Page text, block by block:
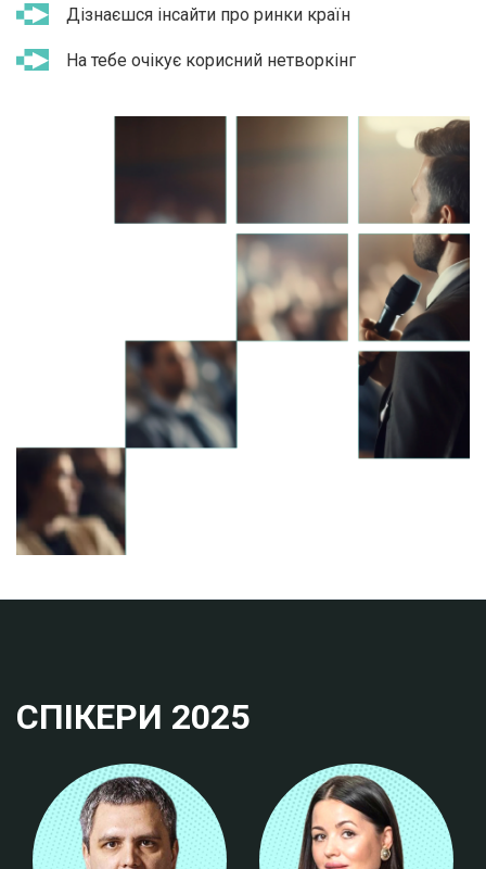
Дізнаєшся інсайти про ринки країн
На тебе очікує корисний нетворкінг
СПІКЕРИ 2025